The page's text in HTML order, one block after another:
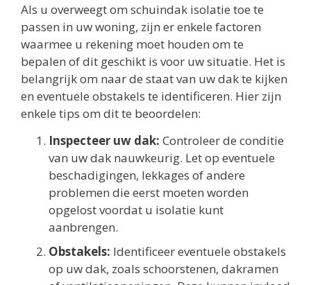
Als u overweegt om schuindak isolatie toe te
passen in uw woning, zijn er enkele factoren
waarmee u rekening moet houden om te
bepalen of dit geschikt is voor uw situatie. Het is
belangrijk om naar de staat van uw dak te kijken
en eventuele obstakels te identificeren. Hier zijn
enkele tips om dit te beoordelen:
Inspecteer uw dak: Controleer de conditie
van uw dak nauwkeurig. Let op eventuele
beschadigingen, lekkages of andere
problemen die eerst moeten worden
opgelost voordat u isolatie kunt
aanbrengen.
Obstakels: Identificeer eventuele obstakels
op uw dak, zoals schoorstenen, dakramen